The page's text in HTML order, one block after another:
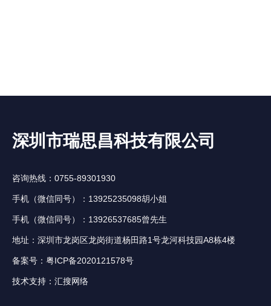
深圳市瑞思昌科技有限公司
咨询热线：0755-89301930
手机（微信同号）：13925235098胡小姐
手机（微信同号）：13926537685曾先生
地址：深圳市龙岗区龙岗街道杨田路1号龙河科技园A8栋4楼
备案号： 粤ICP备2020121578号
技术支持： 汇搜网络